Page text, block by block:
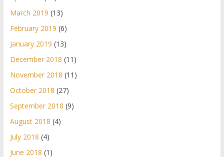
March 2019 (13)
February 2019 (6)
January 2019 (13)
December 2018 (11)
November 2018 (11)
October 2018 (27)
September 2018 (9)
August 2018 (4)
July 2018 (4)
June 2018 (1)